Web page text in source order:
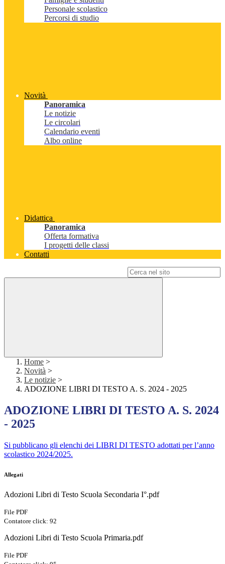
Personale scolastico
Percorsi di studio
Novità
Panoramica
Le notizie
Le circolari
Calendario eventi
Albo online
Didattica
Panoramica
Offerta formativa
I progetti delle classi
Contatti
Home >
Novità >
Le notizie >
ADOZIONE LIBRI DI TESTO A. S. 2024 - 2025
ADOZIONE LIBRI DI TESTO A. S. 2024
- 2025
Si pubblicano gli elenchi dei LIBRI DI TESTO adottati per l’anno
scolastico 2024/2025.
Allegati
Adozioni Libri di Testo Scuola Secondaria I°.pdf
File PDF
Contatore click: 92
Adozioni Libri di Testo Scuola Primaria.pdf
File PDF